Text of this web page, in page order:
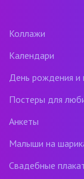
Коллажи
Календари
День рождения и
Постеры для
Анкеты
Малыши на
Свадебные